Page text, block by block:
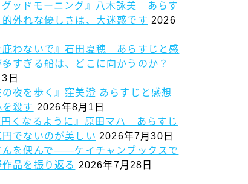
グッドモーニング』八木詠美 あらす
的外れな優しさは、大迷惑です 2026
庇わないで』石田夏穂 あらすじと感
すぎる船は、どこに向かうのか？
日
の夜を歩く』窪美澄 あらすじと感想
を殺す 2026年8月1日
円くなるように』原田マハ あらすじ
円でないのが美しい 2026年7月30日
んを偲んで——ケイチャンブックスで
品を振り返る 2026年7月28日